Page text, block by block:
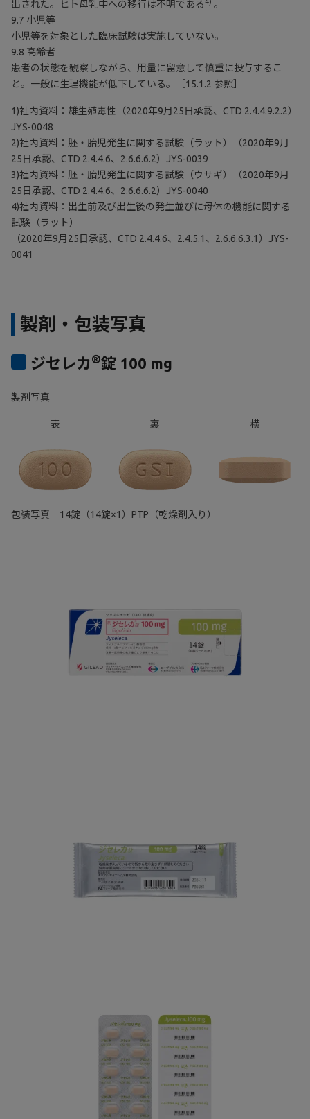
出された。ヒト母乳中への移行は不明である
。
9.7 小児等
小児等を対象とした臨床試験は実施していない。
9.8 高齢者
患者の状態を観察しながら、用量に留意して慎重に投与するこ
と。一般に生理機能が低下している。［15.1.2 参照］
1)社内資料：雄生殖毒性（2020年9月25日承認、CTD 2.4.4.9.2.2）
JYS-0048
2)社内資料：胚・胎児発生に関する試験（ラット）（2020年9月
25日承認、CTD 2.4.4.6、2.6.6.6.2）JYS-0039
3)社内資料：胚・胎児発生に関する試験（ウサギ）（2020年9月
25日承認、CTD 2.4.4.6、2.6.6.6.2）JYS-0040
4)社内資料：出生前及び出生後の発生並びに母体の機能に関する
試験（ラット）
（2020年9月25日承認、CTD 2.4.4.6、2.4.5.1、2.6.6.6.3.1）JYS-
0041
製剤・包装写真
ジセレカ ®錠 100 mg
製剤写真
表 裏 横
包装写真 14錠（14錠×1）PTP（乾燥剤入り）